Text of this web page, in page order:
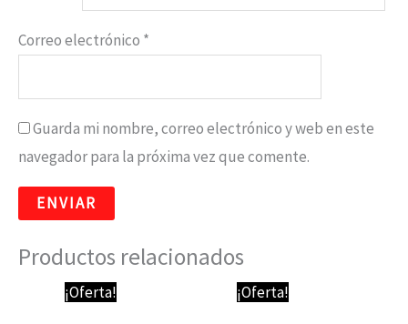
Correo electrónico *
Guarda mi nombre, correo electrónico y web en este
navegador para la próxima vez que comente.
Productos relacionados
¡Oferta!
El
precio
¡Oferta!
El
precio